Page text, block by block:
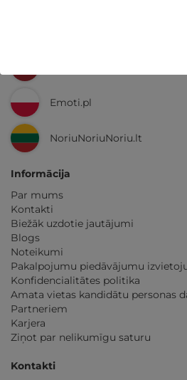
Emoti.pl
NoriuNoriuNoriu.lt
Informācija
Par mums
Kontakti
Biežāk uzdotie jautājumi
Blogs
Noteikumi
Pakalpojumu piedāvājumu
Konfidencialitātes politika
Amata vietas kandidātu personas
Partneriem
Karjera
Ziņot par nelikumīgu saturu
Kontakti